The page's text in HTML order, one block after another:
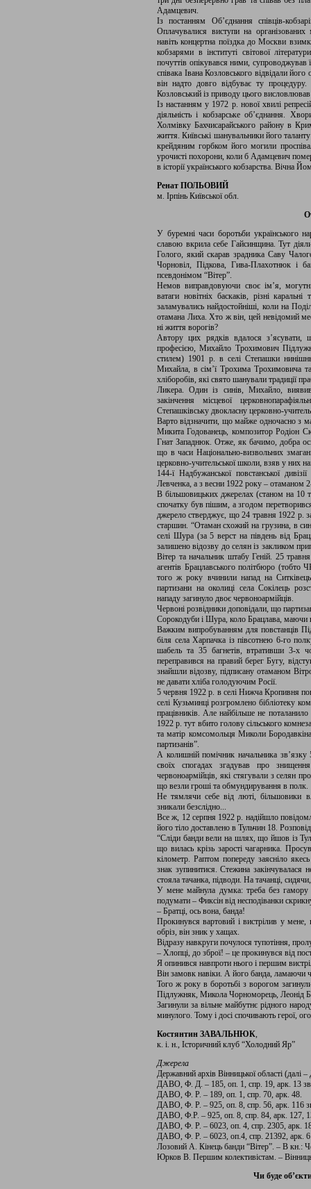
Адамцевич.
Із постанням Об’єднання співців-
Оплачувалися виступи на
навіть концертна поїздка до Москви
кобзарями в інституті світової
почуттів опікувався ними,
співака Івана Козловського відвідали
він надто довго відбуває ту
Козловський із приводу цього
Із настанням у 1972 р. нової хвилі
діяльність і кобзарське об’єднання.
Холмівку Бахчисарайського району в
життя. Київські шанувальники його
крейдяним горбком його могили
урочисті похорони, коли б Адамцевич
в історії українського кобзарства. Вічна
Ренат ПОЛЬОВИЙ
м. Ірпінь Київської обл.
У буремні часи боротьби
славою вкрила себе Гайсинщина. Тут
Голого, який скарав зрадника Саву
Чорновіл, Підкова, Гива-Плахотнюк і
псевдонімом “Вітер”.
Немов виправдовуючи своє ім’я,
ватаги новітніх баскаків, різні
заламувались найдостойніші, коли на
отамана Лиха. Хто ж він, цей невідомий
ні життя ворогів?
Автору цих рядків вдалося
професією, Михайло Трохимович
стилем) 1901 р. в селі Степашки
Михайла, в сім’ї Трохима Трохимовича
хліборобів, які свято шанували традиції
Ликера. Один із синів, Михайло,
закінчення місцевої
Степашківську двокласну церковно-
Варто відзначити, що майже одночасно з
Микита Годованець, композитор Родіон
Гнат Западнюк. Отже, як бачимо, добра
що в часи Національно-визвольних
церковно-учительської школи, взяв у них
144-ї Надбужанської повстанської
Левченка, а з весни 1922 року – отаманом
В більшовицьких джерелах (станом на 10
спочатку був пішим, а згодом
джерело стверджує, що 24 травня 1922 р.
старшин. “Отаман схожий на грузина, в
селі Шура (за 5 верст на південь від
залишено відозву до селян із закликом
Вітер та начальник штабу Геній. 25
агентів Брацлавського політбюро
того ж року вчинили напад на
партизани на околиці села Сокілець
нападу загинуло двоє червоноармійців.
Червоні розвідники доповідали, що
Сорокодуби і Шура, коло Брацлава, маючи
Важким випробуванням для повстанців
біля села Харпачка із півсотнею 6-го
шабель та 35 багнетів, втративши 3-х
переправився на правий берег Бугу,
знайшли відозву, підписану отаманом
не давати хліба голодуючим Росії.
5 червня 1922 р. в селі Нижча Кропивня
селі Кузьминці розгромлено бібліотеку
працівників. Але найбільше не
1922 р. тут вбито голову сільського
та матір комсомольця Миколи
партизанів”.
А колишній помічник начальника
своїх спогадах згадував про
червоноармійців, які стягували з селян
що везли гроші та обмундирування в полк.
Не тямлячи себе від люті, більшовики
зникали безслідно...
Все ж, 12 серпня 1922 р. надійшло
його тіло доставлено в Тульчин 18.
“Сліди банди вели на шлях, що йшов із
що вилась крізь зарості чагарника.
кілометр. Раптом попереду заясніло
знак зупинитися. Стежина закінчувалася
стояла тачанка, підводи. На тачанці,
У мене майнула думка: треба без гамору
подумати – Фиксін від несподіванки
– Братці, ось вона, банда!
Прокинувся вартовий і вистрілив у
обріз, він зник у хащах.
Відразу навкруги почулося тупотіння,
– Хлопці, до зброї! – це прокинувся від
Я опинився навпроти нього і першим
Він замовк навіки. А його банда, ламаючи
Того ж року в боротьбі з ворогом
Підлужняк, Микола Чорноморець, Леонід
Загинули за вільне майбутнє рідного
минулого. Тому і досі спочивають герої,
Костянтин ЗАВАЛЬНЮК,
к. і. н., Історичний клуб “Холодний Яр”
Джерела
Державний архів Вінницької області
ДАВО, Ф. Д. – 185, оп. 1, спр. 19, арк. 13
ДАВО, Ф. Р. – 189, оп. 1, спр. 70, арк. 48.
ДАВО, Ф. Р. – 925, оп. 8, спр. 56, арк. 116
ДАВО, Ф.Р. – 925, оп. 8, спр. 84, арк. 127,
ДАВО, Ф. Р. – 6023, оп. 4, спр. 2305, арк.
ДАВО, Ф. Р. – 6023, оп.4, спр. 21392, арк. 6
Лозовий А. Кінець банди “Вітер”. – В кн.:
Юрков В. Першим колективістам. –
Чи буде